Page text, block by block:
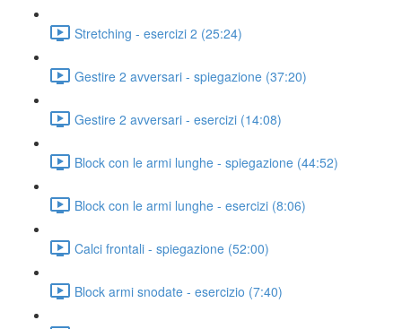
Stretching - esercizi 2 (25:24)
Gestire 2 avversari - spiegazione (37:20)
Gestire 2 avversari - esercizi (14:08)
Block con le armi lunghe - spiegazione (44:52)
Block con le armi lunghe - esercizi (8:06)
Calci frontali - spiegazione (52:00)
Block armi snodate - esercizio (7:40)